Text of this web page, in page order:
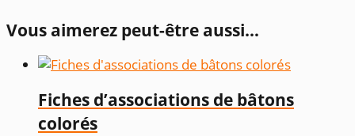
Vous aimerez peut-être aussi…
Fiches d’associations de bâtons
colorés